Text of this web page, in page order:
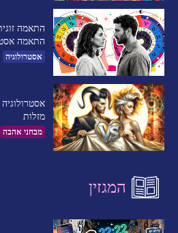
התאמה
התאמה
אסטרולוגיה
מזלות
מבחני אהבה
המגזין